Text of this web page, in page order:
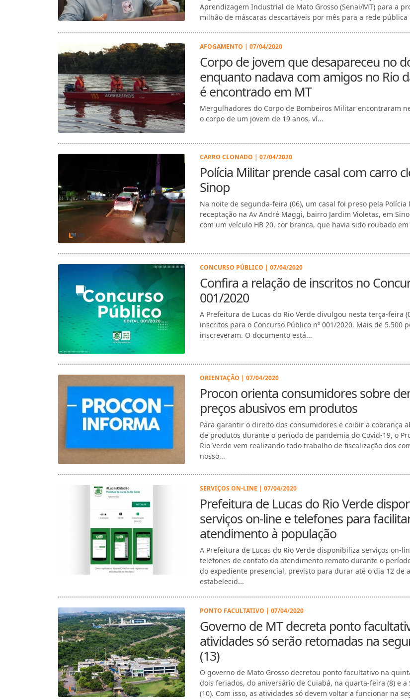
milhão de máscaras descartáveis por mês para a rede pública
AFOGAMENTO | 07/04/2020
Corpo de jovem que desapareceu no
enquanto nadava com amigos no Rio
é encontrado em MT
Mergulhadores do Corpo de Bombeiros Militar encontraram
o corpo de um jovem de 19 anos, ví...
CARRO CLONADO | 07/04/2020
Polícia Militar prende casal com carro
Sinop
Na noite de segunda-feira (06), um casal foi preso pela Polícia
receptação na Av André Maggi, bairro Jardim Violetas, em
com um veículo HB 20, cor branca, que havia sido roubado em
CONCURSO PÚBLICO | 07/04/2020
Confira a relação de inscritos no
001/2020
A Prefeitura de Lucas do Rio Verde divulgou nesta terça-feira
inscritos para o Concurso Público nº 001/2020. Mais de 5.500
inscreveram. O documento está...
ORIENTAÇÃO | 07/04/2020
Procon orienta consumidores sobre
preços abusivos em produtos
Para garantir o direito dos consumidores e coibir a cobrança
de produtos durante o período de pandemia do Covid-19, o
Rio Verde vem realizando todo trabalho de fiscalização dos
nosso...
SERVIÇOS ON-LINE | 07/04/2020
Prefeitura de Lucas do Rio Verde
serviços on-line e telefones para
atendimento à população
A Prefeitura de Lucas do Rio Verde disponibiliza serviços on-
telefones de contato do atendimento remoto durante o período
do expediente presencial, previsto para durar até o dia 12 de
estabelecid...
PONTO FACULTATIVO | 07/04/2020
Governo de MT decreta ponto
atividades só serão retomadas na
(13)
O governo de Mato Grosso decretou ponto facultativo na
dois feriados, do aniversário de Cuiabá, na quarta-feira (8) e a
(10). Com isso, as atividades só devem voltar a funcionar na
(13)....